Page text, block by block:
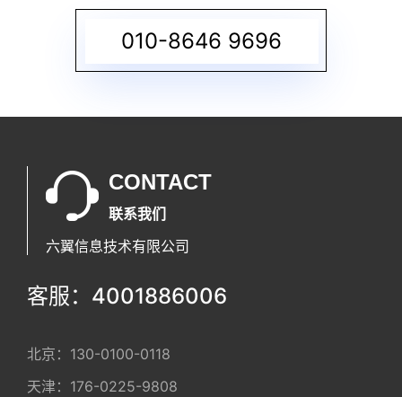
010-8646 9696
CONTACT
联系我们
六翼信息技术有限公司
客服：4001886006
北京： 130-0100-0118
天津： 176-0225-9808